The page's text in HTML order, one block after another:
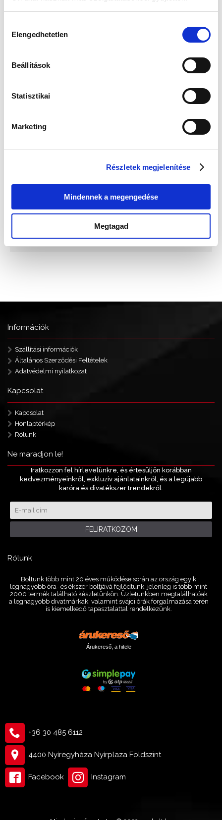
kiválasztása
Elengedhetetlen
Beállítások
Statisztikai
Marketing
Részletek megjelenítése
Mindennek a megengedése
Megtagad
KOSÁRBA TESZ
1-2 munkanap Fizetés
Információk
Szállítási információk
Általános Szerződési Feltételek
Adatvédelmi nyilatkozat
Kapcsolat
Kapcsolat
Honlaptérkép
Rólunk
Ne maradjon le!
Iratkozzon fel hírlevelünkre, és értesüljön korábban
kedvezményeinkről, exkluzív ajánlatainkról, és a legújabb
karóra és divatékszer trendekről.
FELIRATKOZOM
Rólunk
Boltunk több mint 20 éves működése során az ország egyik
legnagyobb óra- és ékszer boltjává fejlődtünk, jelenleg is több mint
2000 termék található készletünkön. Üzletünkben megtalálhatóak
a legnagyobb divatmárkák, valamint svájci órák forgalmazása terén
is kiemelkedő tapasztalattal rendelkezünk.
Árukereső, a hitele
+36 30 485 6112
4400 Nyíregyháza Nyírplaza Földszint
Facebook Instagram